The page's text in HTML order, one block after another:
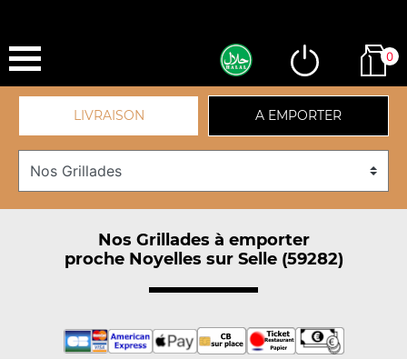
0
LIVRAISON A EMPORTER
Nos Grillades à emporter
proche Noyelles sur Selle (59282)